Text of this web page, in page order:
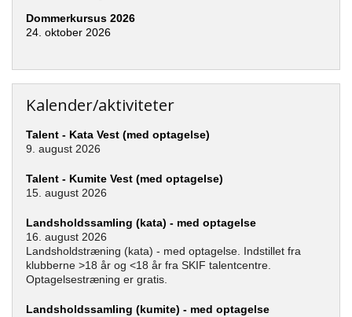
Dommerkursus 2026
24. oktober 2026
Kalender/aktiviteter
Talent - Kata Vest (med optagelse)
9. august 2026
Talent - Kumite Vest (med optagelse)
15. august 2026
Landsholdssamling (kata) - med optagelse
16. august 2026
Landsholdstræning (kata) - med optagelse. Indstillet fra
klubberne >18 år og <18 år fra SKIF talentcentre.
Optagelsestræning er gratis.
Landsholdssamling (kumite) - med optagelse